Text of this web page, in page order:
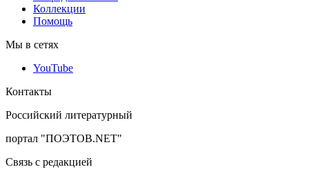
Коллекции
Помощь
Мы в сетях
YouTube
Контакты
Российский литературный
портал "ПОЭТОВ.NET"
Связь с редакцией